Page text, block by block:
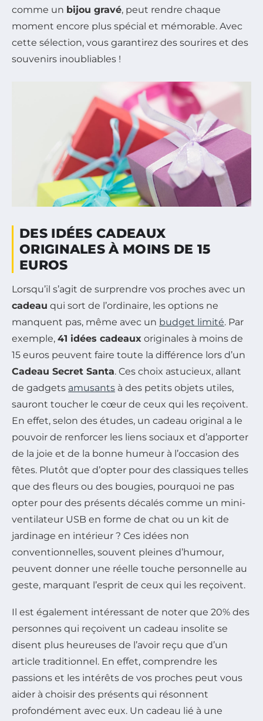
comme un bijou gravé, peut rendre chaque
moment encore plus spécial et mémorable. Avec
cette sélection, vous garantirez des sourires et des
souvenirs inoubliables !
DES IDÉES CADEAUX
ORIGINALES À MOINS DE 15
EUROS
Lorsqu’il s’agit de surprendre vos proches avec un
cadeau qui sort de l’ordinaire, les options ne
manquent pas, même avec un budget limité. Par
exemple, 41 idées cadeaux originales à moins de
15 euros peuvent faire toute la différence lors d’un
Cadeau Secret Santa. Ces choix astucieux, allant
de gadgets amusants à des petits objets utiles,
sauront toucher le cœur de ceux qui les reçoivent.
En effet, selon des études, un cadeau original a le
pouvoir de renforcer les liens sociaux et d’apporter
de la joie et de la bonne humeur à l’occasion des
fêtes. Plutôt que d’opter pour des classiques telles
que des fleurs ou des bougies, pourquoi ne pas
opter pour des présents décalés comme un mini-
ventilateur USB en forme de chat ou un kit de
jardinage en intérieur ? Ces idées non
conventionnelles, souvent pleines d’humour,
peuvent donner une réelle touche personnelle au
geste, marquant l’esprit de ceux qui les reçoivent.
Il est également intéressant de noter que 20% des
personnes qui reçoivent un cadeau insolite se
disent plus heureuses de l’avoir reçu que d’un
article traditionnel. En effet, comprendre les
passions et les intérêts de vos proches peut vous
aider à choisir des présents qui résonnent
profondément avec eux. Un cadeau lié à une